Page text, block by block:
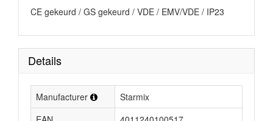
CE gekeurd / GS gekeurd / VDE / EMV/VDE / IP23
Details
Manufacturer
Starmix